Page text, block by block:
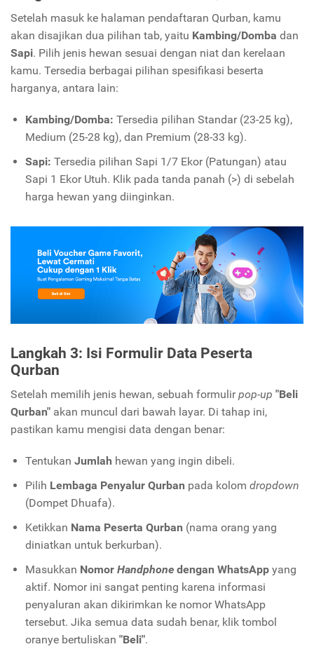
Setelah masuk ke halaman pendaftaran Qurban, kamu
akan disajikan dua pilihan tab, yaitu Kambing/Domba dan
Sapi. Pilih jenis hewan sesuai dengan niat dan kerelaan
kamu. Tersedia berbagai pilihan spesifikasi beserta
harganya, antara lain:
Kambing/Domba: Tersedia pilihan Standar (23-25 kg),
Medium (25-28 kg), dan Premium (28-33 kg).
Sapi: Tersedia pilihan Sapi 1/7 Ekor (Patungan) atau
Sapi 1 Ekor Utuh. Klik pada tanda panah (>) di sebelah
harga hewan yang diinginkan.
Langkah 3: Isi Formulir Data Peserta
Qurban
Setelah memilih jenis hewan, sebuah formulirpop-up "Beli
Qurban" akan muncul dari bawah layar. Di tahap ini,
pastikan kamu mengisi data dengan benar:
Tentukan Jumlah hewan yang ingin dibeli.
Pilih Lembaga Penyalur Qurban pada kolom dropdown
(Dompet Dhuafa).
Ketikkan Nama Peserta Qurban (nama orang yang
diniatkan untuk berkurban).
Masukkan Nomor Handphone dengan WhatsAppyang
aktif. Nomor ini sangat penting karena informasi
penyaluran akan dikirimkan ke nomor WhatsApp
tersebut. Jika semua data sudah benar, klik tombol
oranye bertuliskan "Beli".